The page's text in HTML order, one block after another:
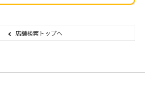
店舗検索トップへ